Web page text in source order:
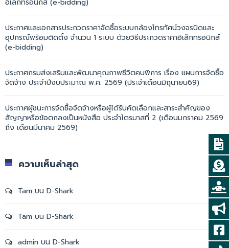
อิเล็กทรอนิกส์ (e-bidding)
ประกาศและเอกสารประกวดราคาจัดซื้อระบบกล้องโทรทัศน์วงจรปิดและ
อุปกรณ์พร้อมติดตั้ง จำนวน 1 ระบบ ด้วยวิธีประกวดราคาอิเล็กทรอนิกส์
(e-bidding)
ประกาศกรมส่งเสริมและพัฒนาคุณภาพชีวิตคนพิการ เรื่อง แผนการจัดซื้อ
จัดจ้าง ประจำปีงบประมาณ พ.ศ. 2569 (ประจำเดือนมิถุนายน69)
ประกาศผู้ชนะการจัดซื้อจัดจ้างหรือผู้ได้รับคัดเลือกและสาระสำคัญของ
สัญญาหรือข้อตกลงเป็นหนังสือ ประจำไตรมาสที่ 2 (เดือนมกราคม 2569
ถึง เดือนมีนาคม 2569)
ความเห็นล่าสุด
Tam บน D-Shark
Tam บน D-Shark
admin บน D-Shark